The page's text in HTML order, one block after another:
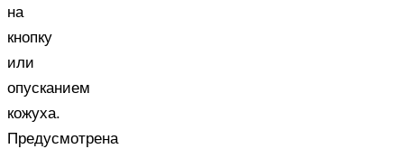
на
кнопку
или
опусканием
кожуха.
Предусмотрена